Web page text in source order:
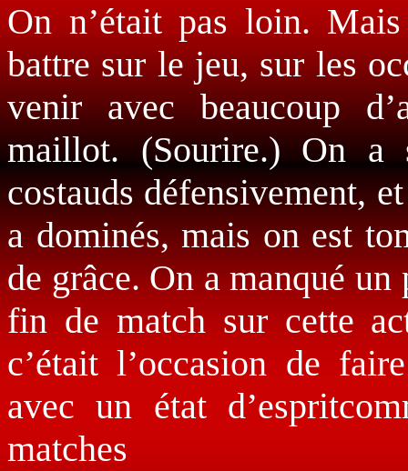
On n’était pas loin.
battre sur le jeu, sur les
venir avec beaucoup
maillot. (Sourire.) On a
costauds défensivement,
a dominés, mais on est
de grâce. On a manqué un
fin de match sur cette
c’était l’occasion de
avec un état
matches